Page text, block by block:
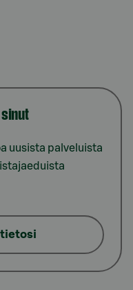
uusista palveluista